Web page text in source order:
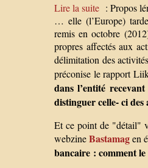
Lire la suite : Propos
… elle (l’Europe)
remis en octobre
propres affectés aux
délimitation des
préconise le rapport
dans l’entité
distinguer celle- ci
Et ce point de "détail"
webzineBastamagen
bancaire : comment le